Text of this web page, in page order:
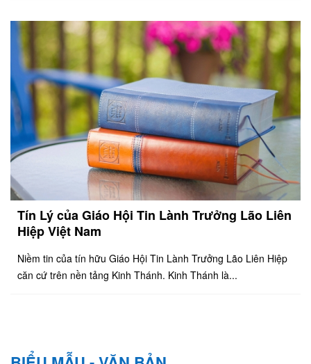
Tín Lý của Giáo Hội Tin Lành Trưởng Lão Liên
Hiệp Việt Nam
Niềm tin của tín hữu Giáo Hội Tin Lành Trưởng Lão Liên Hiệp
căn cứ trên nền tảng Kinh Thánh. Kinh Thánh là...